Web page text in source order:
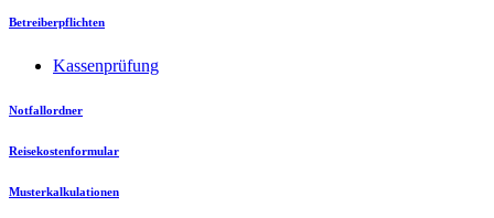
Betreiberpflichten
Kassenprüfung
Notfallordner
Reisekostenformular
Musterkalkulationen